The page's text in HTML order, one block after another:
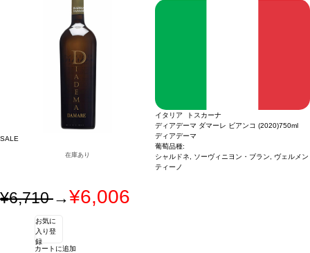
SALE
在庫あり
イタリア トスカーナ
ディアデーマ ダマーレ ビアンコ (2020)750ml
ディアデーマ
葡萄品種:
シャルドネ, ソーヴィニヨン・ブラン, ヴェルメン
ティーノ
¥6,710→¥6,006
お気に
入り登
録
カートに追加